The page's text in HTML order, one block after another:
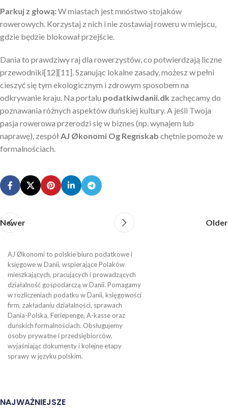
Parkuj z głową:W miastach jest mnóstwo stojaków
rowerowych. Korzystaj z nich i nie zostawiaj roweru w miejscu,
gdzie będzie blokował przejście.
Dania to prawdziwy raj dla rowerzystów, co potwierdzają liczne
przewodniki[12][11]. Szanując lokalne zasady, możesz w pełni
cieszyć się tym ekologicznym i zdrowym sposobem na
odkrywanie kraju. Na portalu podatkiwdanii.dk zachęcamy do
poznawania różnych aspektów duńskiej kultury. A jeśli Twoja
pasja rowerowa przerodzi się w biznes (np. wynajem lub
naprawę), zespółAJ Økonomi Og Regnskab chętnie pomoże w
formalnościach.
Newer Older
AJ Økonomi to polskie biuro podatkowe i
księgowe w Danii, wspierające Polaków
mieszkających, pracujących i prowadzących
działalność gospodarczą w Danii. Pomagamy
w rozliczeniach podatku w Danii, księgowości
firm, zakładaniu działalności, sprawach
Dania-Polska, Feriepenge, A-kasse oraz
duńskich formalnościach. Obsługujemy
osoby prywatne i przedsiębiorców,
wyjaśniając dokumenty i kolejne etapy
sprawy w języku polskim.
NAJWAŻNIEJSZE